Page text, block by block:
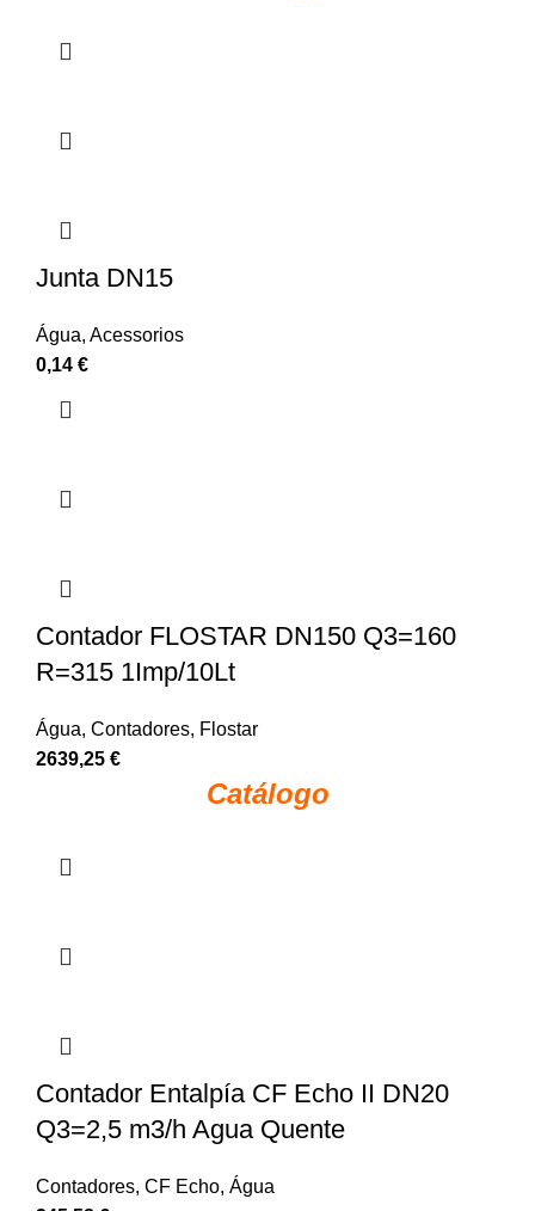
Junta DN15
Água, Acessorios
0,14 €
Contador FLOSTAR DN150 Q3=160
R=315 1Imp/10Lt
Água, Contadores, Flostar
2639,25 €
Catálogo
Contador Entalpía CF Echo II DN20
Q3=2,5 m3/h Agua Quente
Contadores, CF Echo, Água